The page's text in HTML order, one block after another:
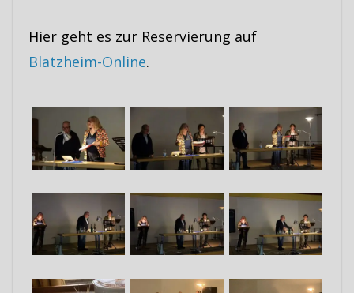
Hier geht es zur Reservierung auf
Blatzheim-Online.